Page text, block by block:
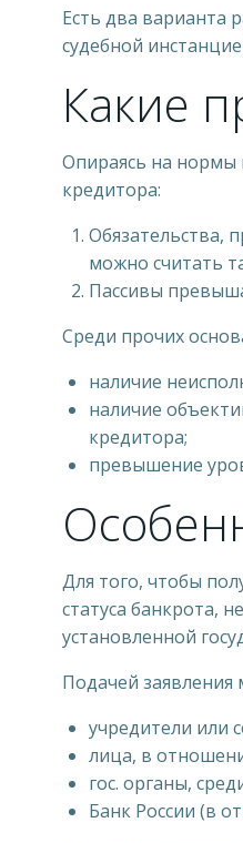
Есть два варианта
судебной
Какие
Опираясь на нормы
кредитора:
Обязательства,
можно считать
Пассивы
Среди прочих
наличие
наличие
кредитора;
превышение
Для того, чтобы
статуса банкрота,
установленной
Подачей заявления
учредители или
лица, в
гос. органы,
Банк России (в